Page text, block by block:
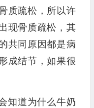
质疏松，所以许
现骨质疏松，其
共同原因都是病
成结节，如果很
知道为什么牛奶